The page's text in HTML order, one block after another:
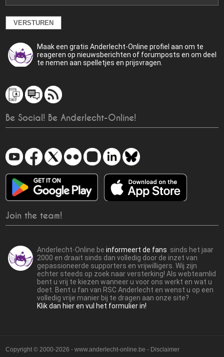
Maak een gratis Anderlecht-Online profiel aan om te
reageren op nieuwsberichten of forumposts en om deel
te nemen aan spelletjes en prijsvragen.
Be Social! Be Anderlecht-Online!
Join the team!
Anderlecht-Online.beinformeert de fans sinds het jaar
2000 en draait sinds dan volledig door de inzet van
gepassioneerde supporters en vrijwilligers. Wij zijn
echter steeds op zoek naar versterking! Als webteamlid
bent u vrij te kiezen wanneer u voor ons werkt en wat u
doet. Bent u fan van RSC Anderlecht en wenst u op een
volledig vrije manier bij te dragen aan onze site?
Klik dan hier en vul het formulier in!
Copyright © 2000-2026 - www.anderlecht-online.be - Disclaimer